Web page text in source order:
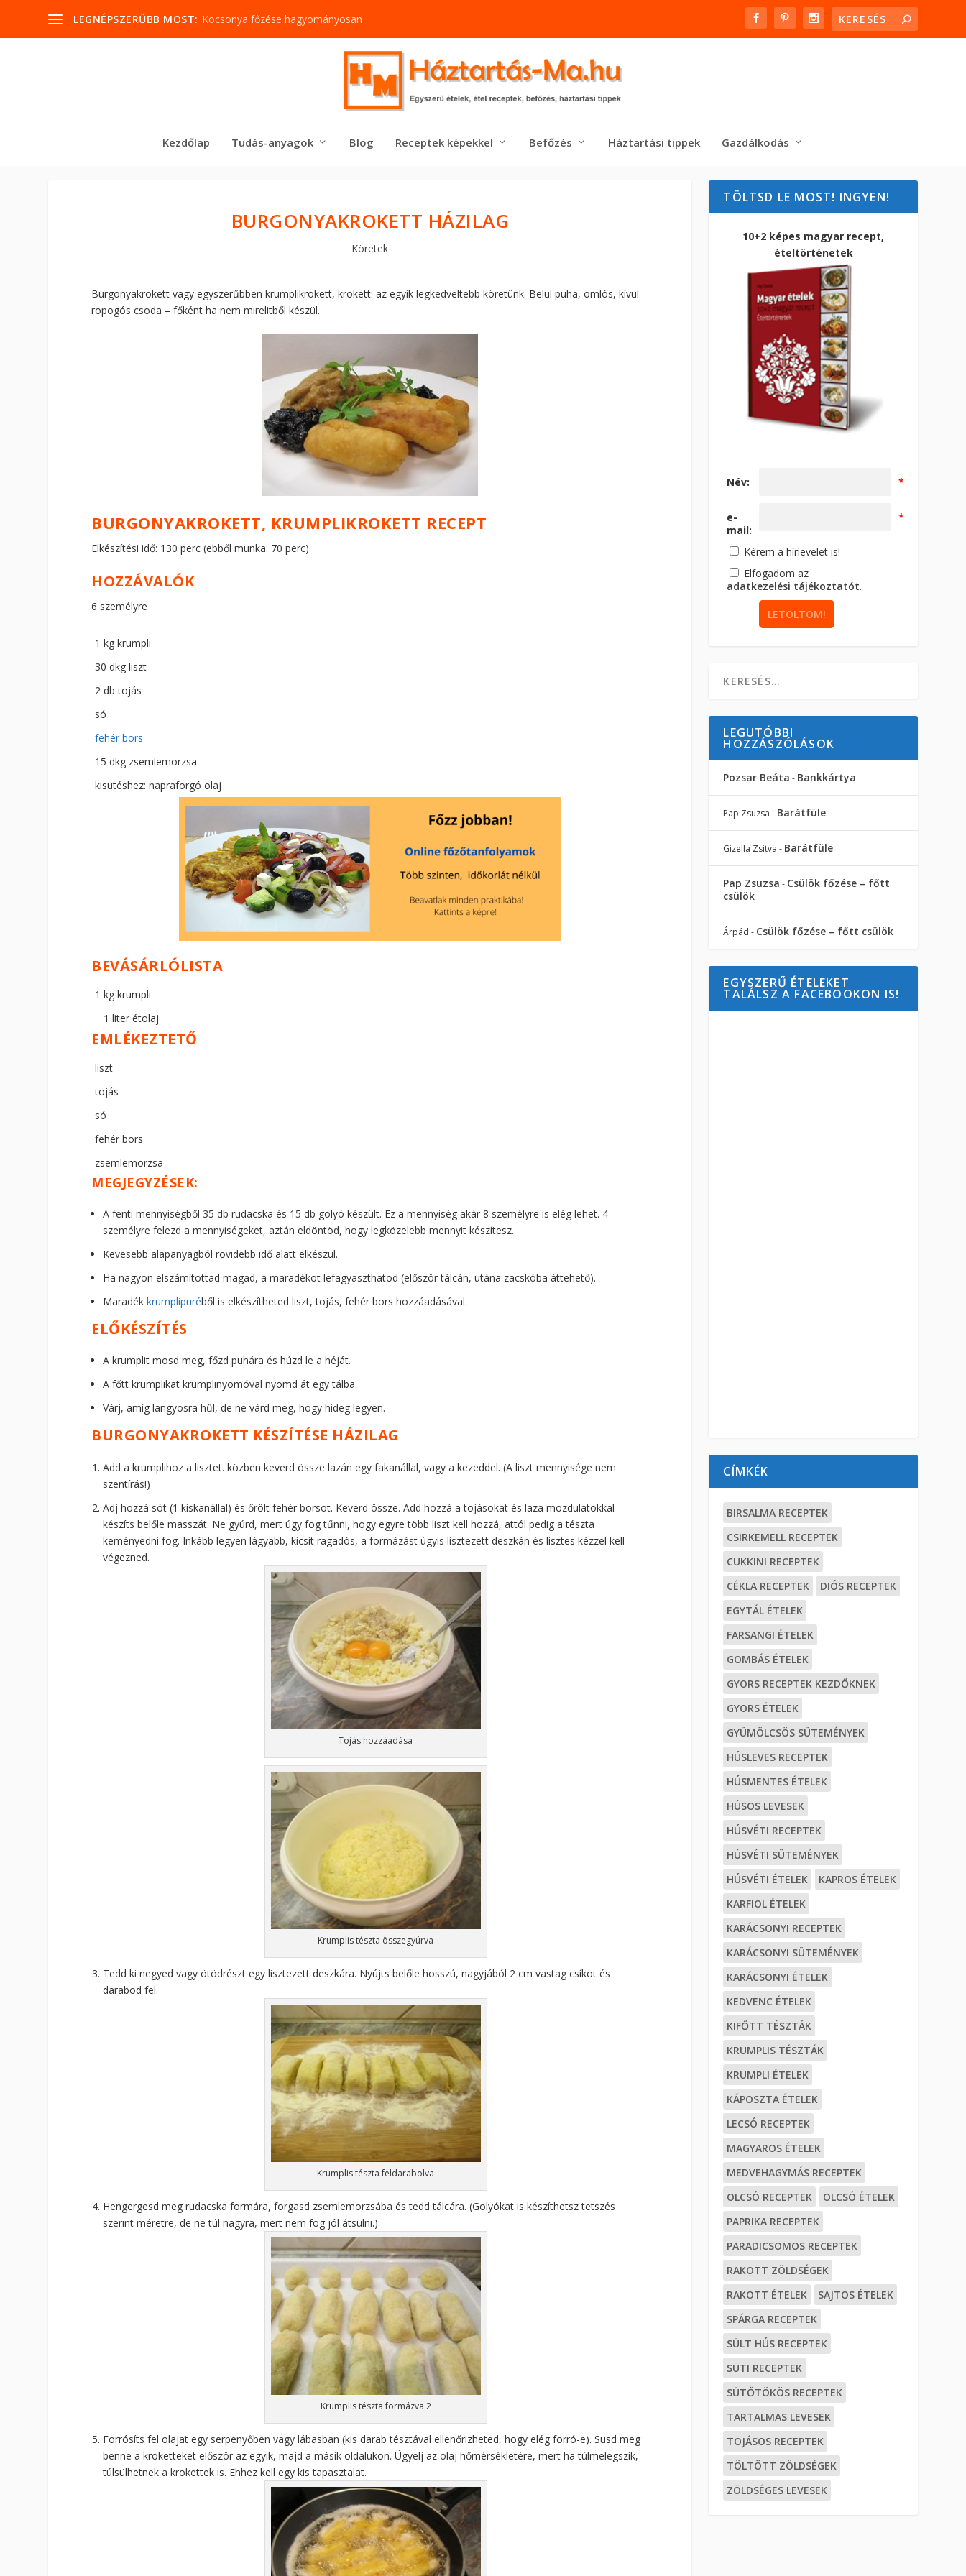
LEGNÉPSZERŰBB MOST: Kocsonya főzése hagyományosan
Kezdőlap Tudás-anyagok Blog Receptek képekkel Befőzés Háztartási tippek Gazdálkodás
BURGONYAKROKETT HÁZILAG
Köretek
Burgonyakrokett vagy egyszerűbben krumplikrokett, krokett: az egyik legkedveltebb köretünk. Belül puha, omlós, kívül
ropogós csoda – főként ha nem mirelitből készül.
BURGONYAKROKETT, KRUMPLIKROKETT RECEPT
Elkészítési idő: 130 perc (ebből munka: 70 perc)
HOZZÁVALÓK
6 személyre
1 kg krumpli
30 dkg liszt
2 db tojás
só
fehér bors
15 dkg zsemlemorzsa
kisütéshez: napraforgó olaj
BEVÁSÁRLÓLISTA
1 kg krumpli
1 liter étolaj
EMLÉKEZTETŐ
liszt
tojás
só
fehér bors
zsemlemorzsa
MEGJEGYZÉSEK:
A fenti mennyiségből 35 db rudacska és 15 db golyó készült. Ez a mennyiség akár 8 személyre is elég lehet. 4
személyre felezd a mennyiségeket, aztán eldöntöd, hogy legközelebb mennyit készítesz.
Kevesebb alapanyagból rövidebb idő alatt elkészül.
Ha nagyon elszámítottad magad, a maradékot lefagyaszthatod (először tálcán, utána zacskóba áttehető).
Maradékkrumplipüréből is elkészítheted liszt, tojás, fehér bors hozzáadásával.
ELŐKÉSZÍTÉS
A krumplit mosd meg, főzd puhára és húzd le a héját.
A főtt krumplikat krumplinyomóval nyomd át egy tálba.
Várj, amíg langyosra hűl, de ne várd meg, hogy hideg legyen.
BURGONYAKROKETT KÉSZÍTÉSE HÁZILAG
Add a krumplihoz a lisztet. közben keverd össze lazán egy fakanállal, vagy a kezeddel. (A liszt mennyisége nem
szentírás!)
Adj hozzá sót (1 kiskanállal) és őrölt fehér borsot. Keverd össze. Add hozzá a tojásokat és laza mozdulatokkal
készíts belőle masszát. Ne gyúrd, mert úgy fog tűnni, hogy egyre több liszt kell hozzá, attól pedig a tészta
keményedni fog. Inkább legyen lágyabb, kicsit ragadós, a formázást úgyis lisztezett deszkán és lisztes kézzel kell
végezned.
Tojás hozzáadása
Krumplis tészta összegyúrva
Tedd ki negyed vagy ötödrészt egy lisztezett deszkára. Nyújts belőle hosszú, nagyjából 2 cm vastag csíkot és
darabod fel.
Krumplis tészta feldarabolva
Hengergesd meg rudacska formára, forgasd zsemlemorzsába és tedd tálcára. (Golyókat is készíthetsz tetszés
szerint méretre, de ne túl nagyra, mert nem fog jól átsülni.)
Krumplis tészta formázva 2
Forrósíts fel olajat egy serpenyőben vagy lábasban (kis darab tésztával ellenőrizheted, hogy elég forró-e). Süsd meg
benne a kroketteket először az egyik, majd a másik oldalukon. Ügyelj az olaj hőmérsékletére, mert ha túlmelegszik,
túlsülhetnek a krokettek is. Ehhez kell egy kis tapasztalat.
TÖLTSD LE MOST! INGYEN!
10+2 képes magyar recept,
ételtörténetek
Név: *
e-
mail:
*
Kérem a hírlevelet is!
Elfogadom az
adatkezelési tájékoztatót.
LEGUTÓBBI
HOZZÁSZÓLÁSOK
Pozsar Beáta - Bankkártya
Pap Zsuzsa - Barátfüle
Gizella Zsitva - Barátfüle
Pap Zsuzsa - Csülök főzése – főtt
csülök
Árpád - Csülök főzése – főtt csülök
EGYSZERŰ ÉTELEKET
TALÁLSZ A FACEBOOKON IS!
CÍMKÉK
BIRSALMA RECEPTEK
CSIRKEMELL RECEPTEK
CUKKINI RECEPTEK
CÉKLA RECEPTEK
DIÓS RECEPTEK
EGYTÁL ÉTELEK
FARSANGI ÉTELEK
GOMBÁS ÉTELEK
GYORS RECEPTEK KEZDŐKNEK
GYORS ÉTELEK
GYÜMÖLCSÖS SÜTEMÉNYEK
HÚSLEVES RECEPTEK
HÚSMENTES ÉTELEK
HÚSOS LEVESEK
HÚSVÉTI RECEPTEK
HÚSVÉTI SÜTEMÉNYEK
HÚSVÉTI ÉTELEK
KAPROS ÉTELEK
KARFIOL ÉTELEK
KARÁCSONYI RECEPTEK
KARÁCSONYI SÜTEMÉNYEK
KARÁCSONYI ÉTELEK
KEDVENC ÉTELEK
KIFŐTT TÉSZTÁK
KRUMPLIS TÉSZTÁK
KRUMPLI ÉTELEK
KÁPOSZTA ÉTELEK
LECSÓ RECEPTEK
MAGYAROS ÉTELEK
MEDVEHAGYMÁS RECEPTEK
OLCSÓ RECEPTEK
OLCSÓ ÉTELEK
PAPRIKA RECEPTEK
PARADICSOMOS RECEPTEK
RAKOTT ZÖLDSÉGEK
RAKOTT ÉTELEK
SAJTOS ÉTELEK
SPÁRGA RECEPTEK
SÜLT HÚS RECEPTEK
SÜTI RECEPTEK
SÜTŐTÖKÖS RECEPTEK
TARTALMAS LEVESEK
TOJÁSOS RECEPTEK
TÖLTÖTT ZÖLDSÉGEK
ZÖLDSÉGES LEVESEK